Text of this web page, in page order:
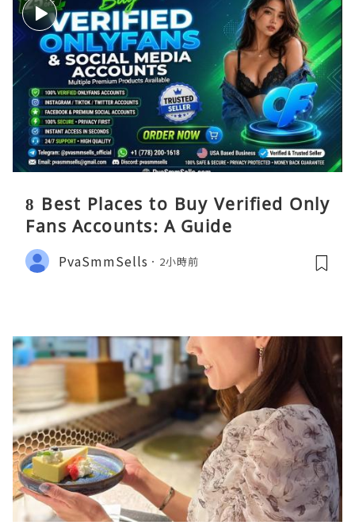
8 Best Places to Buy Verified Only
Fans Accounts: A Guide
PvaSmmSells 2小時前